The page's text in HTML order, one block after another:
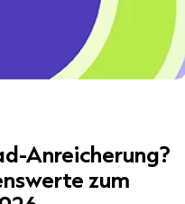
Anreicherung?
zum